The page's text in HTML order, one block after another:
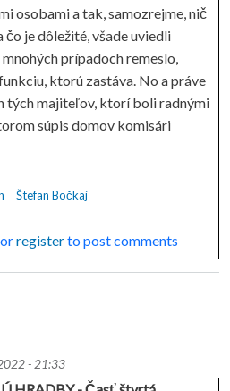
osobami a tak, samozrejme, nič
je dôležité, všade uviedli
prípadoch remeslo,
ktorú zastáva. No a práve
tých majiteľov, ktorí boli radnými
súpis domov komisári
Štefan Bočkaj
registerto post comments
- 21:33